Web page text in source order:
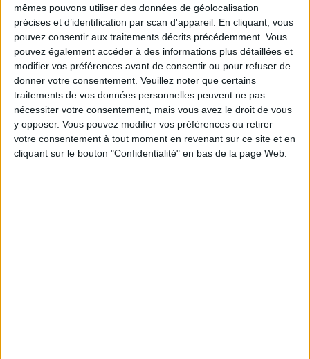
mêmes pouvons utiliser des données de géolocalisation
précises et d’identification par scan d'appareil. En cliquant, vous
pouvez consentir aux traitements décrits précédemment. Vous
pouvez également accéder à des informations plus détaillées et
modifier vos préférences avant de consentir ou pour refuser de
donner votre consentement. Veuillez noter que certains
traitements de vos données personnelles peuvent ne pas
nécessiter votre consentement, mais vous avez le droit de vous
y opposer. Vous pouvez modifier vos préférences ou retirer
votre consentement à tout moment en revenant sur ce site et en
cliquant sur le bouton "Confidentialité" en bas de la page Web.
Subscribe for our newsletter
SUBSCRIBE